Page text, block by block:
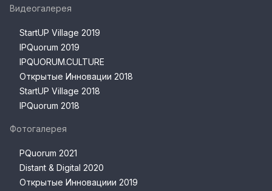
Видеогалерея
StartUP Village 2019
IPQuorum 2019
IPQUORUM.CULTURE
Открытые Инновации 2018
StartUP Village 2018
IPQuorum 2018
Фотогалерея
PQuorum 2021
Distant & Digital 2020
Открытые Инновациии 2019